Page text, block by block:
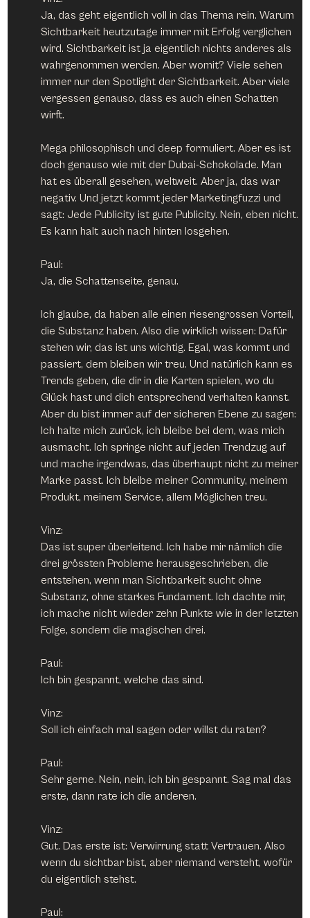
Ja, das geht eigentlich voll in das Thema rein. Warum
Sichtbarkeit heutzutage immer mit Erfolg verglichen
wird. Sichtbarkeit ist ja eigentlich nichts anderes als
wahrgenommen werden. Aber womit? Viele sehen
immer nur den Spotlight der Sichtbarkeit. Aber viele
vergessen genauso, dass es auch einen Schatten
wirft.
Mega philosophisch und deep formuliert. Aber es ist
doch genauso wie mit der Dubai-Schokolade. Man
hat es überall gesehen, weltweit. Aber ja, das war
negativ. Und jetzt kommt jeder Marketingfuzzi und
sagt: Jede Publicity ist gute Publicity. Nein, eben nicht.
Es kann halt auch nach hinten losgehen.
Paul:
Ja, die Schattenseite, genau.
Ich glaube, da haben alle einen riesengrossen Vorteil,
die Substanz haben. Also die wirklich wissen: Dafür
stehen wir, das ist uns wichtig. Egal, was kommt und
passiert, dem bleiben wir treu. Und natürlich kann es
Trends geben, die dir in die Karten spielen, wo du
Glück hast und dich entsprechend verhalten kannst.
Aber du bist immer auf der sicheren Ebene zu sagen:
Ich halte mich zurück, ich bleibe bei dem, was mich
ausmacht. Ich springe nicht auf jeden Trendzug auf
und mache irgendwas, das überhaupt nicht zu meiner
Marke passt. Ich bleibe meiner Community, meinem
Produkt, meinem Service, allem Möglichen treu.
Vinz:
Das ist super überleitend. Ich habe mir nämlich die
drei grössten Probleme herausgeschrieben, die
entstehen, wenn man Sichtbarkeit sucht ohne
Substanz, ohne starkes Fundament. Ich dachte mir,
ich mache nicht wieder zehn Punkte wie in der letzten
Folge, sondern die magischen drei.
Paul:
Ich bin gespannt, welche das sind.
Vinz:
Soll ich einfach mal sagen oder willst du raten?
Paul:
Sehr gerne. Nein, nein, ich bin gespannt. Sag mal das
erste, dann rate ich die anderen.
Vinz:
Gut. Das erste ist: Verwirrung statt Vertrauen. Also
wenn du sichtbar bist, aber niemand versteht, wofür
du eigentlich stehst.
Paul: